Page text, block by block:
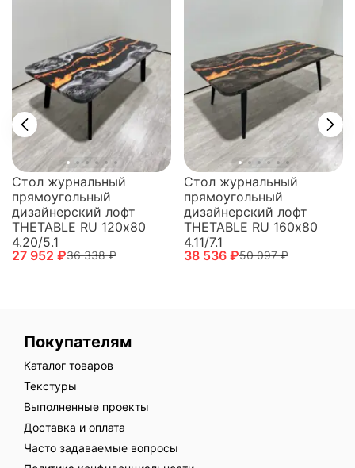
Стол журнальный
прямоугольный
дизайнерский лофт
THETABLE RU 120х80
4.20/5.1
27 952 ₽36 338 ₽
Стол журнальный
прямоугольный
дизайнерский лофт
THETABLE RU 160х80
4.11/7.1
38 536 ₽50 097 ₽
Покупателям
Каталог товаров
Текстуры
Выполненные проекты
Доставка и оплата
Часто задаваемые вопросы